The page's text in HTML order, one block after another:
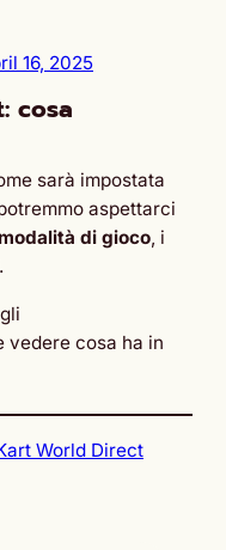
16, 2025
cosa
sarà impostata
aspettarci
modalità di gioco, i
.
vedere cosa ha in
World Direct